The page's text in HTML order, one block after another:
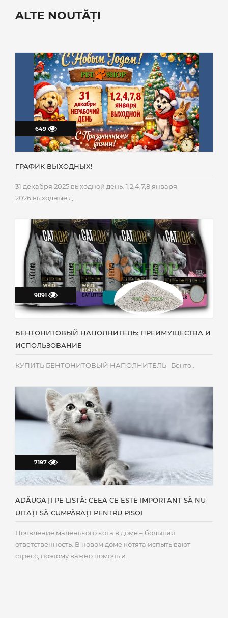
ALTE NOUTĂȚI
649
ГРАФИК ВЫХОДНЫХ!
31 декабря 2025 выходной день. 1,2,4,7,8 января
2026 выходные д...
9091
БЕНТОНИТОВЫЙ НАПОЛНИТЕЛЬ: ПРЕИМУЩЕСТВА И
ИСПОЛЬЗОВАНИЕ
КУПИТЬ БЕНТОНИТОВЫЙ НАПОЛНИТЕЛЬ Бенто...
7197
ADĂUGAȚI PE LISTĂ: CEEA CE ESTE IMPORTANT SĂ NU
UITAȚI SĂ CUMPĂRAȚI PENTRU PISOI
Появление маленького кота в доме – большая
ответственность. В новом доме котята испытывают
стресс, поэтому важно помочь и...